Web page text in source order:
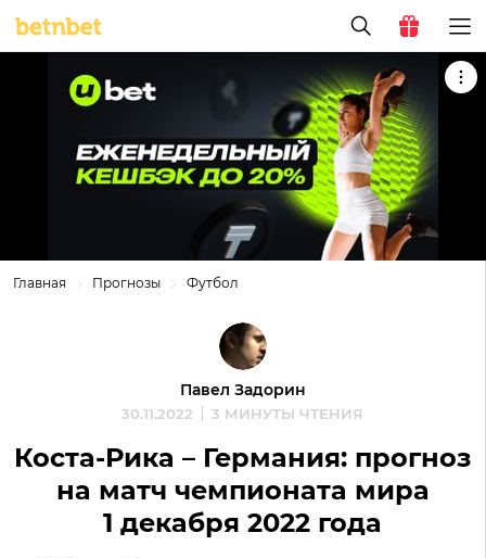
Главная Прогнозы Футбол
Павел Задорин
30.11.2022 3 МИНУТЫ ЧТЕНИЯ
Коста-Рика – Германия: прогноз
на матч чемпионата мира
1 декабря 2022 года